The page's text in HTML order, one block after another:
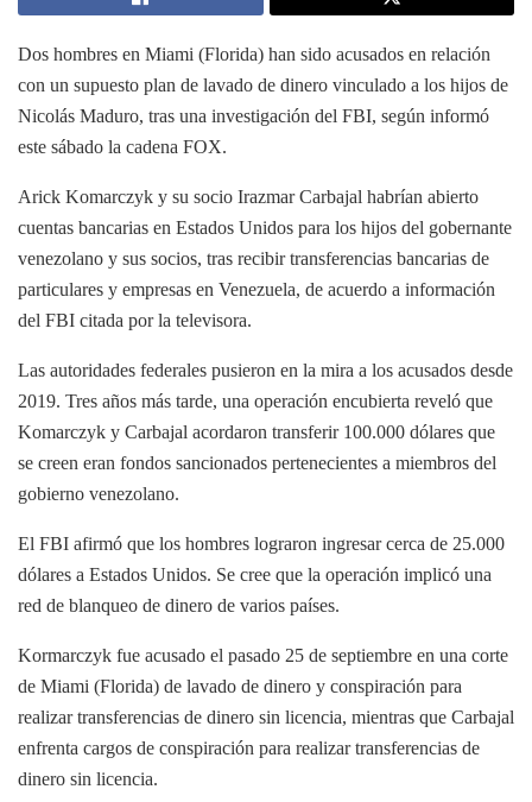
Dos hombres en Miami (Florida) han sido acusados en relación
con un supuesto plan de lavado de dinero vinculado a los hijos de
Nicolás Maduro, tras una investigación del FBI, según informó
este sábado la cadena FOX.
Arick Komarczyk y su socio Irazmar Carbajal habrían abierto
cuentas bancarias en Estados Unidos para los hijos del gobernante
venezolano y sus socios, tras recibir transferencias bancarias de
particulares y empresas en Venezuela, de acuerdo a información
del FBI citada por la televisora.
Las autoridades federales pusieron en la mira a los acusados desde
2019. Tres años más tarde, una operación encubierta reveló que
Komarczyk y Carbajal acordaron transferir 100.000 dólares que
se creen eran fondos sancionados pertenecientes a miembros del
gobierno venezolano.
El FBI afirmó que los hombres lograron ingresar cerca de 25.000
dólares a Estados Unidos. Se cree que la operación implicó una
red de blanqueo de dinero de varios países.
Kormarczyk fue acusado el pasado 25 de septiembre en una corte
de Miami (Florida) de lavado de dinero y conspiración para
realizar transferencias de dinero sin licencia, mientras que Carbajal
enfrenta cargos de conspiración para realizar transferencias de
dinero sin licencia.